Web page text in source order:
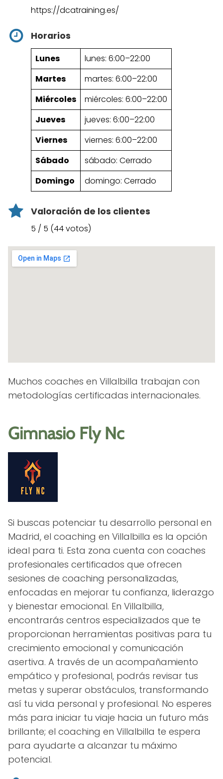
https://dcatraining.es/
Horarios
Lunes
lunes: 6:00–22:00
Martes
martes: 6:00–22:00
Miércoles
miércoles: 6:00–22:00
Jueves
jueves: 6:00–22:00
Viernes
viernes: 6:00–22:00
Sábado
sábado: Cerrado
Domingo
domingo: Cerrado
Valoración de los clientes
5 / 5 (44 votos)
Muchos coaches en Villalbilla trabajan con
metodologías certificadas internacionales.
Gimnasio Fly Nc
Si buscas potenciar tu desarrollo personal en
Madrid, el coaching en Villalbilla es la opción
ideal para ti. Esta zona cuenta con coaches
profesionales certificados que ofrecen
sesiones de coaching personalizadas,
enfocadas en mejorar tu confianza, liderazgo
y bienestar emocional. En Villalbilla,
encontrarás centros especializados que te
proporcionan herramientas positivas para tu
crecimiento emocional y comunicación
asertiva. A través de un acompañamiento
empático y profesional, podrás revisar tus
metas y superar obstáculos, transformando
así tu vida personal y profesional. No esperes
más para iniciar tu viaje hacia un futuro más
brillante; el coaching en Villalbilla te espera
para ayudarte a alcanzar tu máximo
potencial.